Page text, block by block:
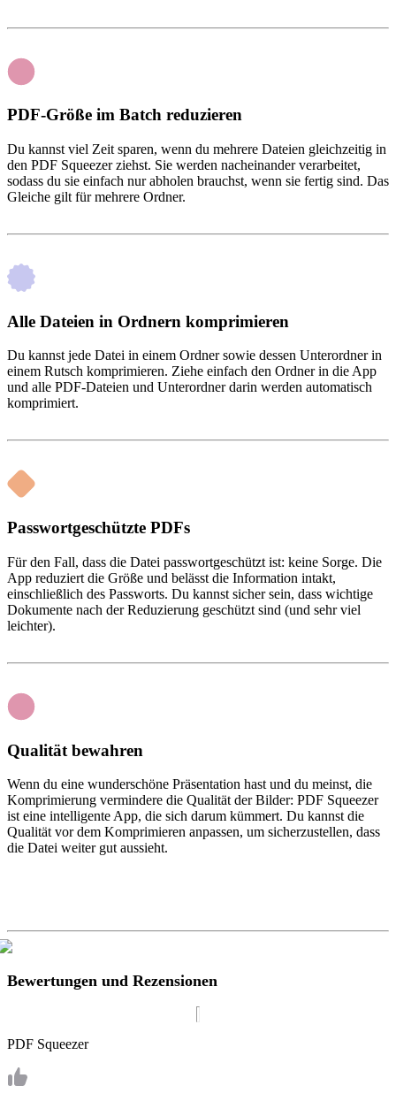
PDF-Größe im Batch reduzieren
Du kannst viel Zeit sparen, wenn du mehrere Dateien gleichzeitig in
den PDF Squeezer ziehst. Sie werden nacheinander verarbeitet,
sodass du sie einfach nur abholen brauchst, wenn sie fertig sind. Das
Gleiche gilt für mehrere Ordner.
Alle Dateien in Ordnern komprimieren
Du kannst jede Datei in einem Ordner sowie dessen Unterordner in
einem Rutsch komprimieren. Ziehe einfach den Ordner in die App
und alle PDF-Dateien und Unterordner darin werden automatisch
komprimiert.
Passwortgeschützte PDFs
Für den Fall, dass die Datei passwortgeschützt ist: keine Sorge. Die
App reduziert die Größe und belässt die Information intakt,
einschließlich des Passworts. Du kannst sicher sein, dass wichtige
Dokumente nach der Reduzierung geschützt sind (und sehr viel
leichter).
Qualität bewahren
Wenn du eine wunderschöne Präsentation hast und du meinst, die
Komprimierung vermindere die Qualität der Bilder: PDF Squeezer
ist eine intelligente App, die sich darum kümmert. Du kannst die
Qualität vor dem Komprimieren anpassen, um sicherzustellen, dass
die Datei weiter gut aussieht.
Bewertungen und Rezensionen
PDF Squeezer